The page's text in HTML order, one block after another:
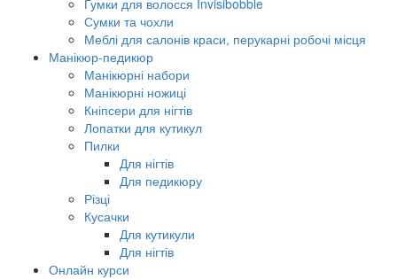
Гумки для волосся Invisibobble
Сумки та чохли
Меблі для салонів краси, перукарні робочі місця
Манікюр-педикюр
Манікюрні набори
Манікюрні ножиці
Кніпсери для нігтів
Лопатки для кутикул
Пилки
Для нігтів
Для педикюру
Різці
Кусачки
Для кутикули
Для нігтів
Онлайн курси